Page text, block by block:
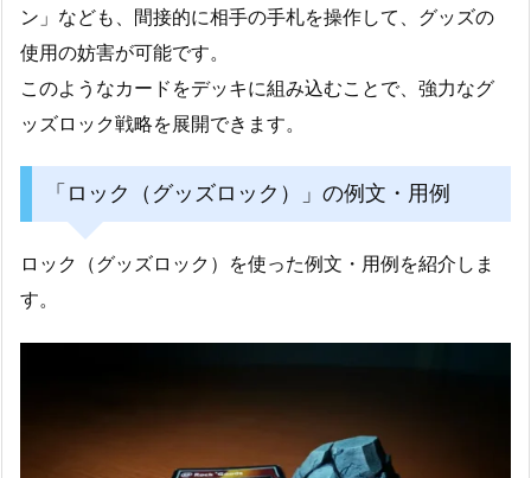
ン」なども、間接的に相手の手札を操作して、グッズの
使用の妨害が可能です。
このようなカードをデッキに組み込むことで、強力なグ
ッズロック戦略を展開できます。
「ロック（グッズロック）」の例文・用例
ロック（グッズロック）を使った例文・用例を紹介しま
す。